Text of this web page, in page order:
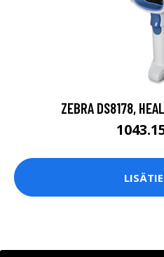
ZEBRA DS8178,